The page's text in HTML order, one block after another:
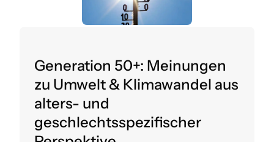
Generation 50+: Meinungen
zu Umwelt & Klimawandel aus
alters- und
geschlechtsspezifischer